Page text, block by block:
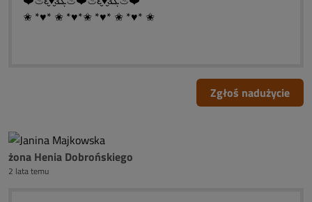
✬ *♥* ✬ *♥*✬ *♥* ✬ *♥* ✬
Zgłoś nadużycie
żona Henia Dobrońskiego
2 lata temu